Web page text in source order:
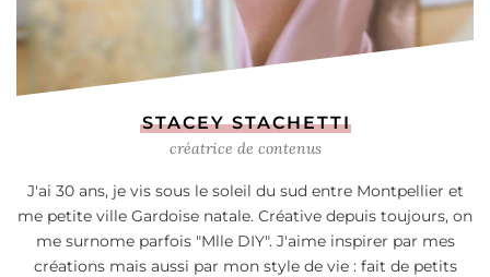
STACEY STACHETTI
créatrice de contenus
J'ai 30 ans, je vis sous le soleil du sud entre Montpellier et
me petite ville Gardoise natale. Créative depuis toujours, on
me surnome parfois "Mlle DIY". J'aime inspirer par mes
créations mais aussi par mon style de vie : fait de petits